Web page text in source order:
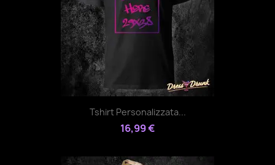
Tshirt Personalizzata...
16,99 €